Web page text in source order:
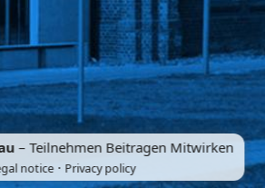
– Teilnehmen Beitragen Mitwirken
notice· Privacy policy